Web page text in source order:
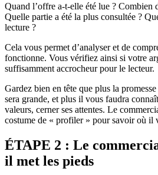
Quand l’offre a-t-elle été lue ? Combien
Quelle partie a été la plus consultée ?
lecture ?
Cela vous permet d’analyser et de
fonctionne. Vous vérifiez ainsi si votre
suffisamment accrocheur pour le lecteur.
Gardez bien en tête que plus la
sera grande, et plus il vous faudra
valeurs, cerner ses attentes. Le
costume de « profiler » pour savoir où il
ÉTAPE 2 : Le
il met les pieds